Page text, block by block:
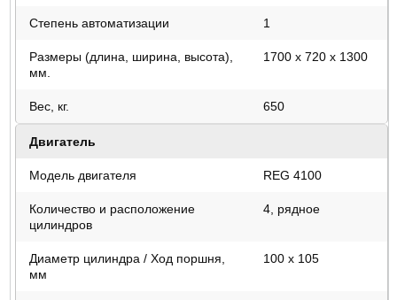
Степень автоматизации 1
Размеры (длина, ширина, высота),
мм.
1700 х 720 х 1300
Вес, кг. 650
Двигатель
Модель двигателя REG 4100
Количество и расположение
цилиндров
4, рядное
Диаметр цилиндра / Ход поршня,
мм
100 х 105